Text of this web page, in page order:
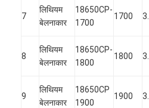
7
लिथियम
बेलनाकार
18650CP-
1700
1700
8
लिथियम
बेलनाकार
18650CP-
1800
1800
9
लिथियम
बेलनाकार
18650CP
1900
1900